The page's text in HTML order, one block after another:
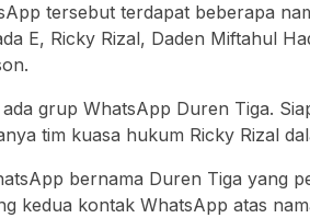
tersebut terdapat beberapa
E, Ricky Rizal, Daden Miftahul
ada grup WhatsApp Duren Tiga.
tim kuasa hukum Ricky Rizal
bernama Duren Tiga yang
kedua kontak WhatsApp atas